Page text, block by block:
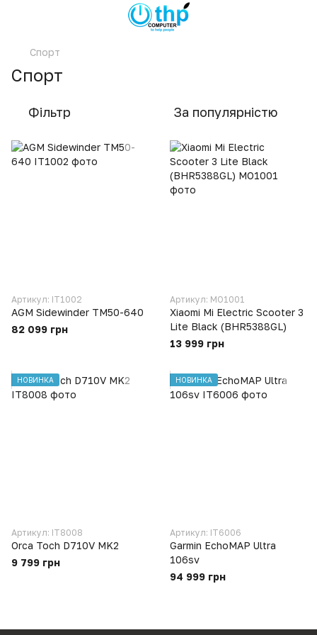
Спорт
Спорт
Фільтр За популярністю
Артикул: IT1002
AGM Sidewinder TM50-640
82 099 грн
Артикул: MO1001
Xiaomi Mi Electric Scooter 3
Lite Black (BHR5388GL)
13 999 грн
НОВИНКА
Артикул: IT8008
Orca Toch D710V MK2
9 799 грн
НОВИНКА
Артикул: IT6006
Garmin EchoMAP Ultra
106sv
94 999 грн